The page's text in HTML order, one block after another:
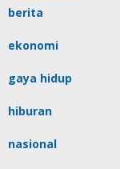
berita
ekonomi
gaya hidup
hiburan
nasional